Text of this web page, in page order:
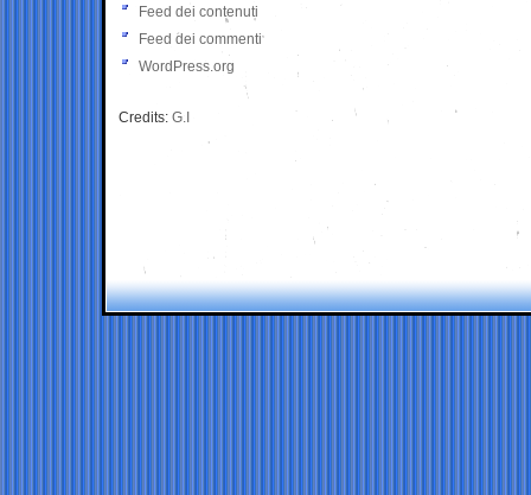
Feed dei contenuti
Feed dei commenti
WordPress.org
Credits: G.I